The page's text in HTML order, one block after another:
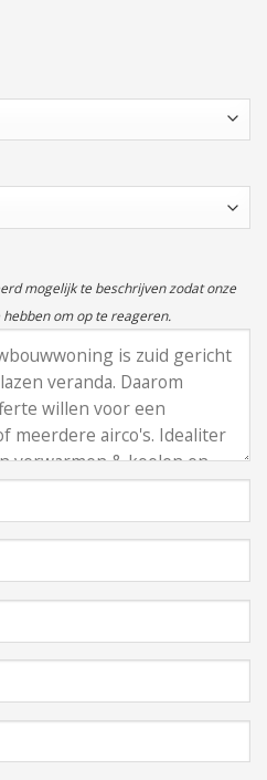
mogelijk te beschrijven zodat onze
om op te reageren.